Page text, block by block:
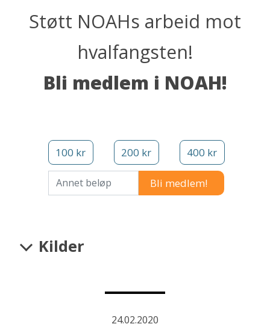
Støtt NOAHs arbeid mot
hvalfangsten!
Bli medlem i NOAH!
100 kr 200 kr 400 kr
Annet beløp
Kilder
24.02.2020